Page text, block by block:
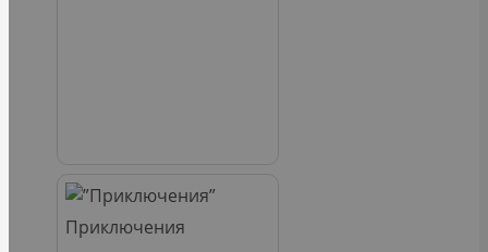
Приключения